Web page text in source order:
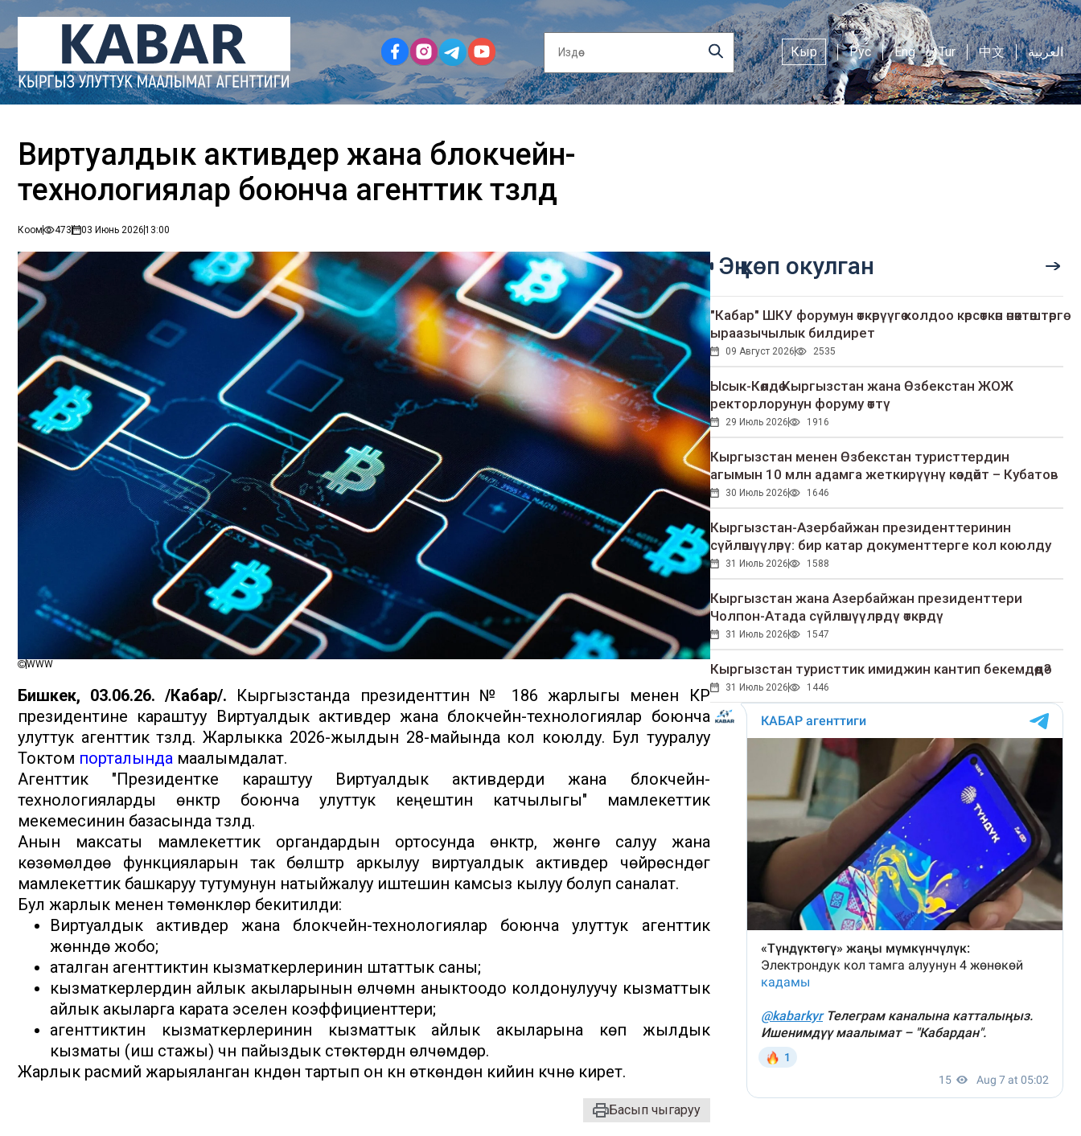
Кыр Рус Eng Tur 中文 العربية
Виртуалдык активдер жана блокчейн-
технологиялар боюнча агенттик түзүлдү
Коом 473 03 Июнь 202613:00
WWW
Бишкек, 03.06.26. /Кабар/. Кыргызстанда президенттин № 186 жарлыгы менен КР
президентине караштуу Виртуалдык активдер жана блокчейн-технологиялар боюнча
улуттук агенттик түзүлдү. Жарлыкка 2026-жылдын 28-майында кол коюлду. Бул тууралуу
Токтом порталында маалымдалат.
Агенттик "Президентке караштуу Виртуалдык активдерди жана блокчейн-
технологияларды өнүктүрүү боюнча улуттук кеңештин катчылыгы" мамлекеттик
мекемесинин базасында түзүлдү.
Анын максаты мамлекеттик органдардын ортосунда өнүктүрүү, жөнгө салуу жана
көзөмөлдөө функцияларын так бөлүштүрүү аркылуу виртуалдык активдер чөйрөсүндөгү
мамлекеттик башкаруу тутумунун натыйжалуу иштешин камсыз кылуу болуп саналат.
Бул жарлык менен төмөнкүлөр бекитилди:
Виртуалдык активдер жана блокчейн-технологиялар боюнча улуттук агенттик
жөнүндө жобо;
аталган агенттиктин кызматкерлеринин штаттык саны;
кызматкерлердин айлык акыларынын өлчөмүн аныктоодо колдонулуучу кызматтык
айлык акыларга карата эселенүү коэффициенттери;
агенттиктин кызматкерлеринин кызматтык айлык акыларына көп жылдык
кызматы (иш стажы) үчүн пайыздык үстөктөрдүн өлчөмдөрү.
Жарлык расмий жарыяланган күндөн тартып он күн өткөндөн кийин күчүнө кирет.
Басып чыгаруу
Эң көп окулган
"Кабар" ШКУ форумун өткөрүүгө колдоо көрсөткөн өнөктөштөргө
ыраазычылык билдирет
09 Август 2026 2535
Ысык-Көлдө Кыргызстан жана Өзбекстан ЖОЖ
ректорлорунун форуму өттү
29 Июль 2026 1916
Кыргызстан менен Өзбекстан туристтердин
агымын 10 млн адамга жеткирүүнү көздөйт – Кубатов
30 Июль 2026 1646
Кыргызстан-Азербайжан президенттеринин
сүйлөшүүлөрү: бир катар документтерге кол коюлду
31 Июль 2026 1588
Кыргызстан жана Азербайжан президенттери
Чолпон-Атада сүйлөшүүлөрдү өткөрдү
31 Июль 2026 1547
Кыргызстан туристтик имиджин кантип бекемдөөдө?
31 Июль 2026 1446